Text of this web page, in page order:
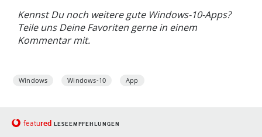
Kennst Du noch weitere gute Windows-10-Apps?
Teile uns Deine Favoriten gerne in einem
Kommentar mit.
Windows Windows-10 App
featured LESEEMPFEHLUNGEN